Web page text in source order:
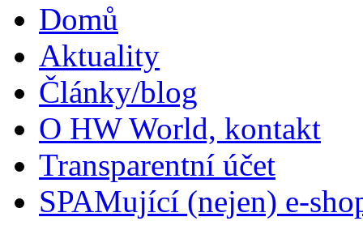
Domů
Aktuality
Články/blog
O HW World, kontakt
Transparentní účet
SPAMující (nejen) e-